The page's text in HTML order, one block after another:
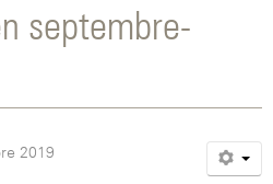
septembre-
2019